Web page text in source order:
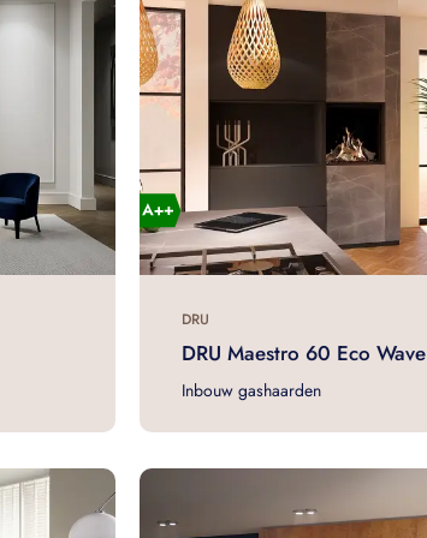
DRU
DRU Maestro 60 Eco Wave
Inbouw gashaarden